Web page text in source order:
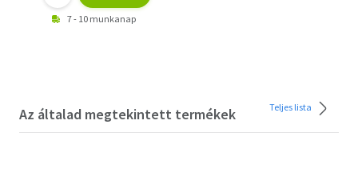
7 - 10 munkanap
Az általad megtekintett termékek Teljes lista